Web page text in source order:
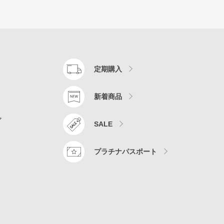
定期購入
新着商品
SALE
プラチナパスポート